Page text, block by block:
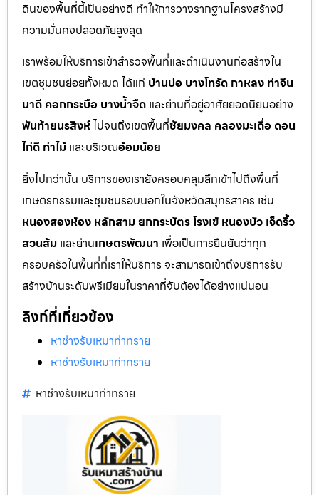
ดินของพื้นที่นี้เป็นอย่างดี ทำให้การวางรากฐานโครงสร้างมี
ความมั่นคงปลอดภัยสูงสุด
เราพร้อมให้บริการเข้าสำรวจพื้นที่และดำเนินงานก่อสร้างใน
เขตชุมชนย่อยทั้งหมด ได้แก่ บ้านบ่อ บางโทรัด กาหลง ท่าจีน
นาดี คอกกระบือ บางน้ำจืด และย่านที่อยู่อาศัยยอดนิยมอย่าง
พันท้ายนรสิงห์ไปจนถึงเขตพื้นที่ชัยมงคล คลองมะเดื่อ ดอน
ไก่ดี ท่าไม้ และบริเวณอ้อมน้อย
ยิ่งไปกว่านั้น บริการของเรายังครอบคลุมลึกเข้าไปถึงพื้นที่
เกษตรกรรมและชุมชนรอบนอกในจังหวัดสมุทรสาคร เช่น
หนองสองห้อง หลักสาม ยกกระบัตร โรงเข้ หนองบัว เจ็ดริ้ว
สวนส้ม และย่านเกษตรพัฒนา เพื่อเป็นการยืนยันว่าทุก
ครอบครัวในพื้นที่ที่เราให้บริการ จะสามารถเข้าถึงบริการรับ
สร้างบ้านระดับพรีเมียมในราคาที่จับต้องได้อย่างแน่นอน
ลิงก์ที่เกี่ยวข้อง
หาช่างรับเหมาท่าทราย
หาช่างรับเหมาท่าทราย
หาช่างรับเหมาท่าทราย